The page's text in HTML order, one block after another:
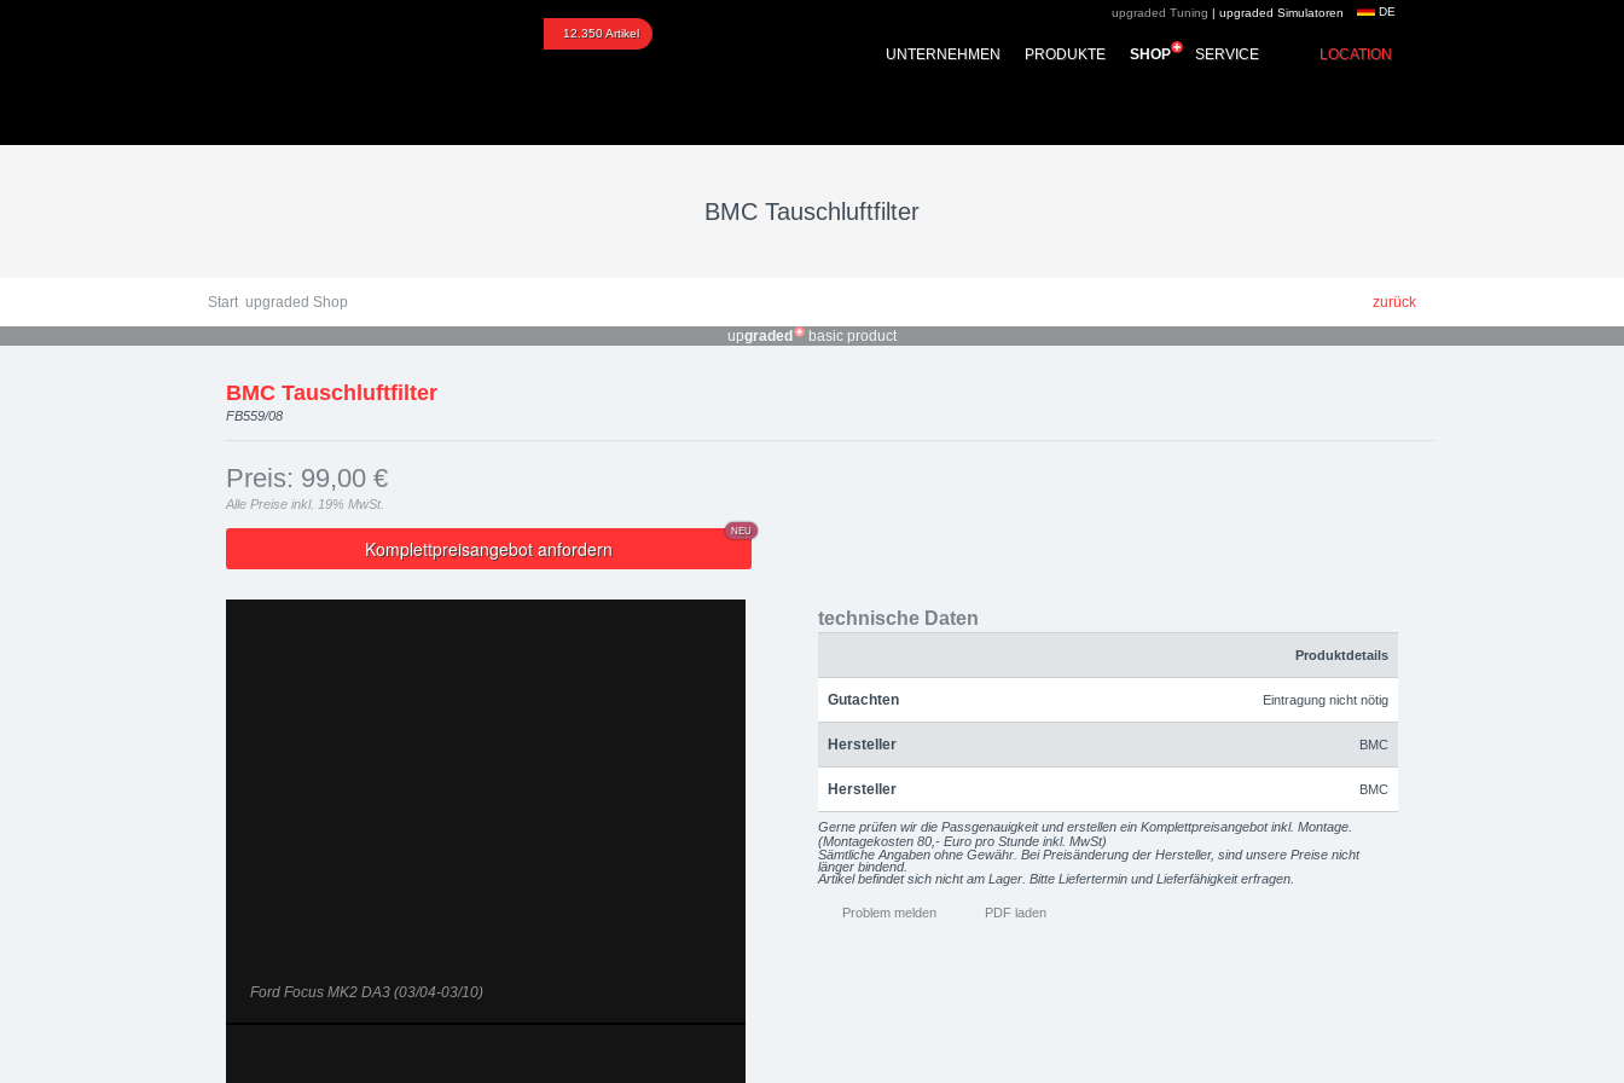
Datenblatt: BMC Tauschluftfilter FB559/08
12.350 Artikel
DE
LOCATION
SERVICE
SHOP
PRODUKTE
UNTERNEHMEN
upgraded Tuning | upgraded Simulatoren
BMC Tauschluftfilter
Start upgraded Shop
zurück
upgraded basic product
BMC Tauschluftfilter
FB559/08
Preis: 99,00 €
Alle Preise inkl. 19% MwSt.
Komplettpreisangebot anfordern
NEU
Ford Focus MK2 DA3 (03/04-03/10)
technische Daten
Produktdetails
Eintragung nicht nötig
Gutachten
BMC
Hersteller
BMC
Hersteller
Gerne prüfen wir die Passgenauigkeit und erstellen ein Komplettpreisangebot inkl. Montage.
(Montagekosten 80,- Euro pro Stunde inkl. MwSt)
Sämtliche Angaben ohne Gewähr. Bei Preisänderung der Hersteller, sind unsere Preise nicht
länger bindend.
Artikel befindet sich nicht am Lager. Bitte Liefertermin und Lieferfähigkeit erfragen.
Problem melden PDF laden